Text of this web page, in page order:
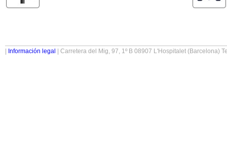
Información legal | Carretera del Mig, 97, 1º B 08907 L'Hospitalet (Barcelona)